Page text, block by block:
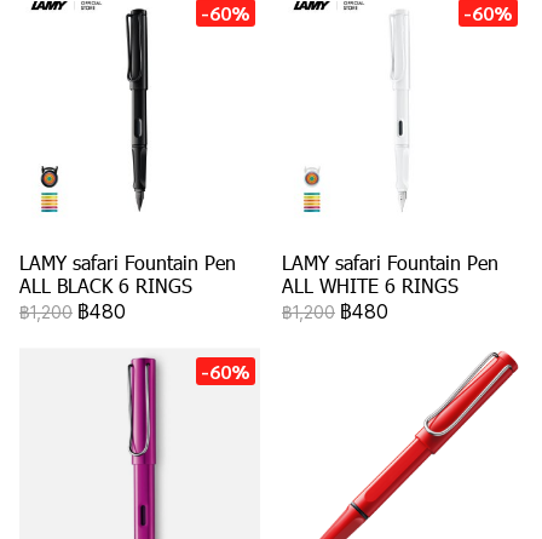
-60%
LAMY safari Fountain Pen
ALL BLACK 6 RINGS
฿1,200 ฿480
-60%
LAMY safari Fountain Pen
ALL WHITE 6 RINGS
฿1,200 ฿480
-60%